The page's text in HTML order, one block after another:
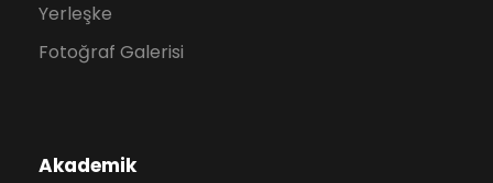
Yerleşke
Fotoğraf Galerisi
Akademik